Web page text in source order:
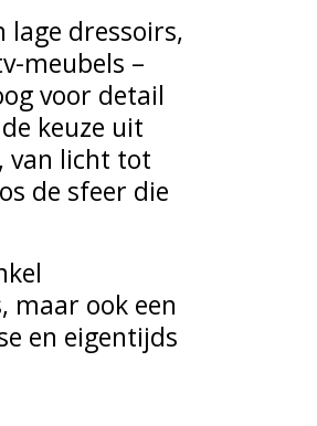
lage dressoirs,
meubels –
voor detail
keuze uit
van licht tot
de sfeer die
maar ook een
en eigentijds